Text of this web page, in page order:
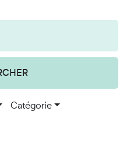
Catégorie